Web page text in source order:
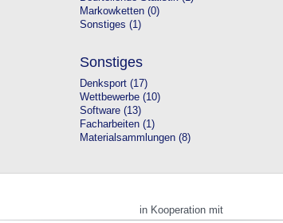
Markowketten (0)
Sonstiges (1)
Sonstiges
Denksport (17)
Wettbewerbe (10)
Software (13)
Facharbeiten (1)
Materialsammlungen (8)
in Kooperation mit